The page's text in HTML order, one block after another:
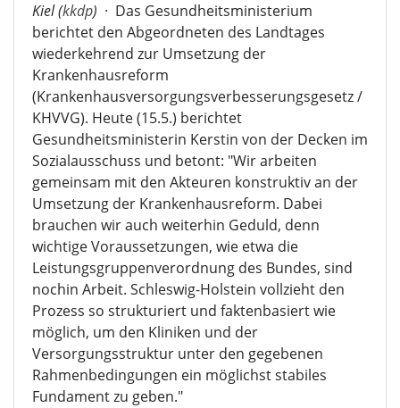
Kiel (kkdp) · Das Gesundheitsministerium
berichtet den Abgeordneten des Landtages
wiederkehrend zur Umsetzung der
Krankenhausreform
(Krankenhausversorgungsverbesserungsgesetz /
KHVVG). Heute (15.5.) berichtet
Gesundheitsministerin Kerstin von der Decken im
Sozialausschuss und betont: "Wir arbeiten
gemeinsam mit den Akteuren konstruktiv an der
Umsetzung der Krankenhausreform. Dabei
brauchen wir auch weiterhin Geduld, denn
wichtige Voraussetzungen, wie etwa die
Leistungsgruppenverordnung des Bundes, sind
nochin Arbeit. Schleswig-Holstein vollzieht den
Prozess so strukturiert und faktenbasiert wie
möglich, um den Kliniken und der
Versorgungsstruktur unter den gegebenen
Rahmenbedingungen ein möglichst stabiles
Fundament zu geben."